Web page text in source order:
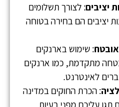
יציבים: לצורך תשלומים
יציבים הם בחירה בטוחה
: שימוש בארנקים
מתקדמת, כמו ארנקים
לאינטרנט.
: הכרת החוקים במדינה